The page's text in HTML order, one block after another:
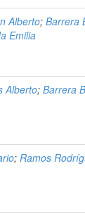
Alberto; Barrera
Emilia
Alberto; Barrera
; Ramos